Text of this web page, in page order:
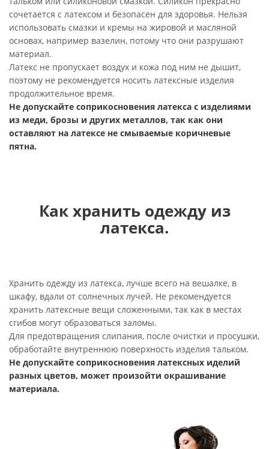
сочетается с латексом и безопасен для здоровья. Нельзя
использовать смазки и кремы на жировой и масляной
основах, например вазелин, потому что они разрушают
материал.
Латекс не пропускает воздух и кожа под ним не дышит,
поэтому не рекомендуется носить латексные изделия
продолжительное время.
Не допускайте соприкосновения латекса с изделиями
из меди, брозы и других металлов, так как они
оставляют на латексе не смываемые коричневые
пятна.
Как хранить одежду из
латекса.
Хранить одежду из латекса, лучше всего на вешалке, в
шкафу, вдали от солнечных лучей. Не рекомендуется
хранить латексные вещи сложенными, так как в местах
сгибов могут образоваться заломы.
Для предотвращения слипания, после очистки и просушки,
обработайте внутреннюю поверхность изделия тальком.
Не допускайте соприкосновения латексных иделий
разных цветов, может произойти окрашивание
материала.